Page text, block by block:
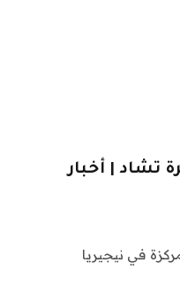
تشاد | أخبار
في نيجيريا